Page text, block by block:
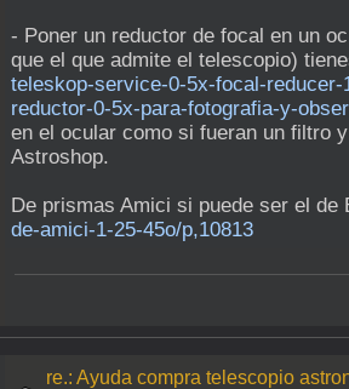
- Poner un reductor de focal en un
que el que admite el telescopio)
teleskop-service-0-5x-focal-reducer-
reductor-0-5x-para-fotografia-y-
en el ocular como si fueran un filtro
Astroshop.
De prismas Amici si puede ser el
de-amici-1-25-45o/p,10813
re.: Ayuda compra telescopio